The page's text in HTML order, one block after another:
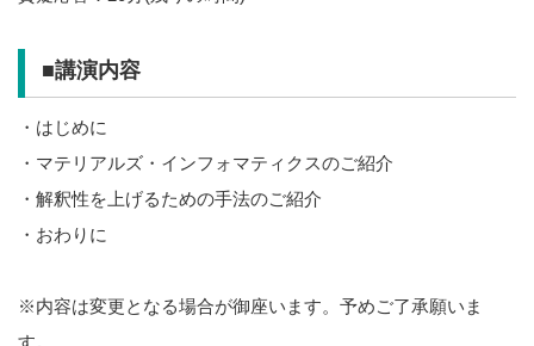
■講演内容
・はじめに
・マテリアルズ・インフォマティクスのご紹介
・解釈性を上げるための手法のご紹介
・おわりに
※内容は変更となる場合が御座います。予めご了承願いま